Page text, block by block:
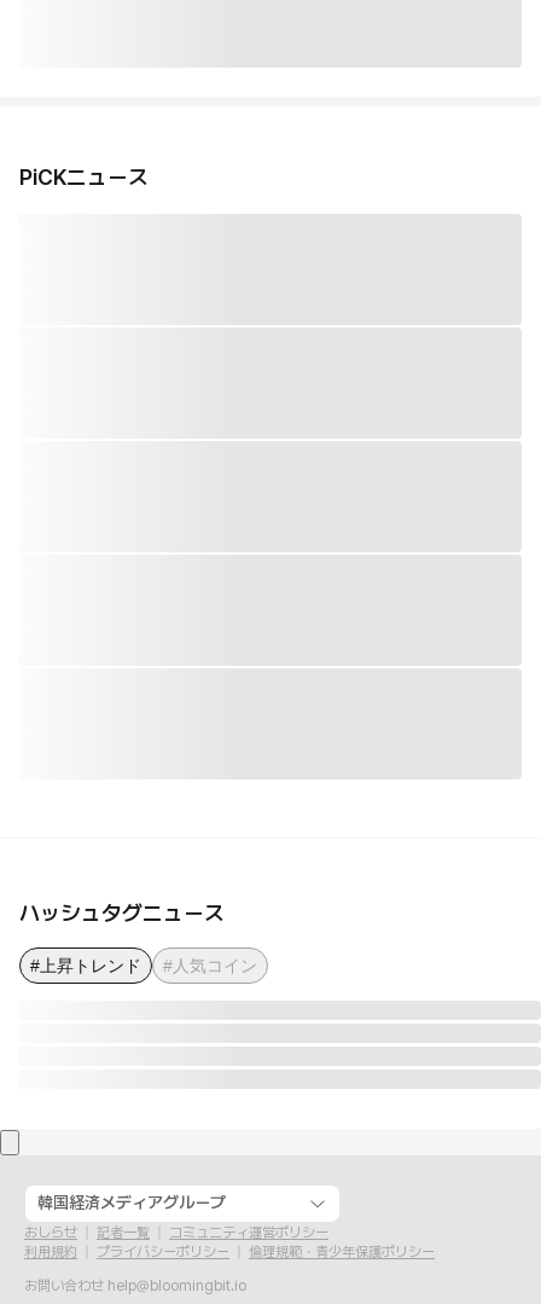
PiCKニュース
ハッシュタグニュース
#上昇トレンド #人気コイン
韓国経済メディアグループ
おしらせ 記者一覧
コミュニティ運営ポリシー
利用規約
プライバシーポリシー
倫理規範・青少年保護ポリシー
お問い合わせ help@bloomingbit.io